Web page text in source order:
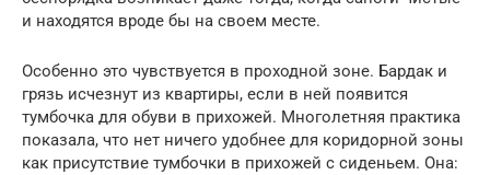
и находятся вроде бы на своем месте.
Особенно это чувствуется в проходной зоне. Бардак и
грязь исчезнут из квартиры, если в ней появится
тумбочка для обуви в прихожей. Многолетняя практика
показала, что нет ничего удобнее для коридорной зоны
как присутствие тумбочки в прихожей с сиденьем. Она: